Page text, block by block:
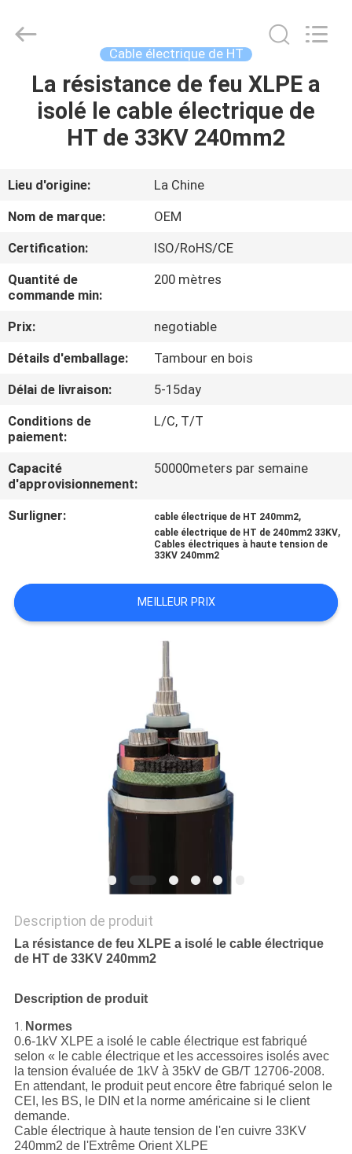
MAISON
PRODUITS
AU
SUJET
DE
VISITE
CONTRÔLE
DE
QUALITÉ
CONTACTEZ-
NOUS
UNE
CITATION
Management
Services
Cable électrique de HT
La résistance de feu XLPE a
isolé le cable électrique de
HT de 33KV 240mm2
Lieu d'origine:
La Chine
Nom de marque:
OEM
Certification:
ISO/RoHS/CE
Quantité de
commande min:
200 mètres
Prix:
negotiable
Détails d'emballage:
Tambour en bois
Délai de livraison:
5-15day
Conditions de
paiement:
L/C, T/T
Capacité
d'approvisionnement:
50000meters par semaine
Surligner: cable électrique de HT 240mm2,
cable électrique de HT de 240mm2 33KV,
Cables électriques à haute tension de
33KV 240mm2
MEILLEUR PRIX
Description de produit
La résistance de feu XLPE a isolé le cable électrique
de HT de 33KV 240mm2
Description de produit
1. Normes
0.6-1kV XLPE a isolé le cable électrique est fabriqué
selon « le cable électrique et les accessoires isolés avec
la tension évaluée de 1kV à 35kV de GB/T 12706-2008.
En attendant, le produit peut encore être fabriqué selon le
CEI, les BS, le DIN et la norme américaine si le client
demande.
Cable électrique à haute tension de l'en cuivre 33KV
240mm2 de l'Extrême Orient XLPE